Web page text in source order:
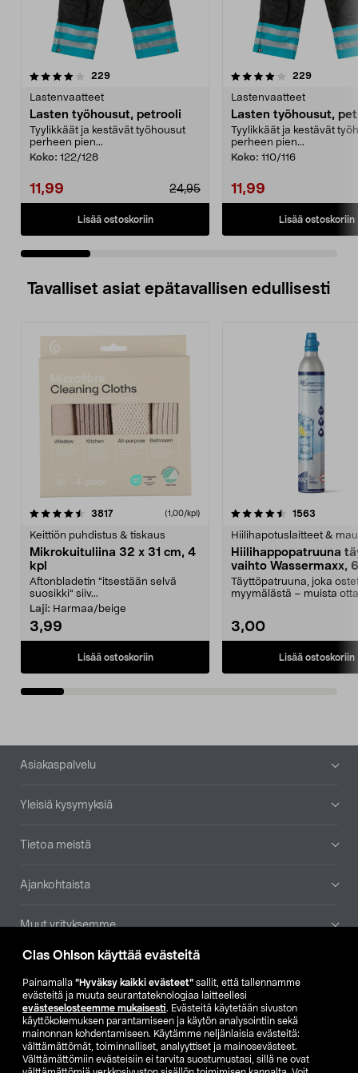
Clas Ohlson käyttää evästeitä
Painamalla ”Hyväksy kaikki evästeet” sallit, että tallennamme
evästeitä ja muuta seurantateknologiaa laitteellesi
evästeselosteemme mukaisesti. Evästeitä käytetään sivuston
käyttökokemuksen parantamiseen ja käytön analysointiin sekä
mainonnan kohdentamiseen. Käytämme neljänlaisia evästeitä:
välttämättömät, toiminnalliset, analyyttiset ja mainosevästeet.
Välttämättömiin evästeisiin ei tarvita suostumustasi, sillä ne ovat
229arvostelut
Lastenvaatteet
Lasten työhousut, petrooli
Tyylikkäät ja kestävät työhousut
perheen pien...
Koko: 122/128
11,99 24,95
Lisää ostoskoriin
4.0 viidestä
229arvostelut
Lastenvaatteet
Lasten työhousut,
Tyylikkäät ja kestävät
perheen pien...
Koko: 110/116
11,99
Lisää ostoskoriin
4.0 viidestä
Tavalliset asiat epätavallisen edullisesti
3817arvostelut (1,00/kpl)
Keittiön puhdistus & tiskaus
Mikrokuituliina 32 x 31 cm, 4
kpl
Aftonbladetin "itsestään selvä
suosikki" siiv...
Laji: Harmaa/beige
3,99
Lisää ostoskoriin
4.5viidestä
1563
Hiilihapotuslaitteet &
Hiilihappopatruuna
vaihto Wassermaxx,
Täyttöpatruuna, joka
myymälästä – muista
3,00
Lisää ostoskoriin
4.5viidestä
Alatunniste
Asiakaspalvelu
Yleisiä kysymyksiä
Tietoa meistä
Ajankohtaista
Muut yrityksemme
Etsi myymälä
SE NO FI
FI SV